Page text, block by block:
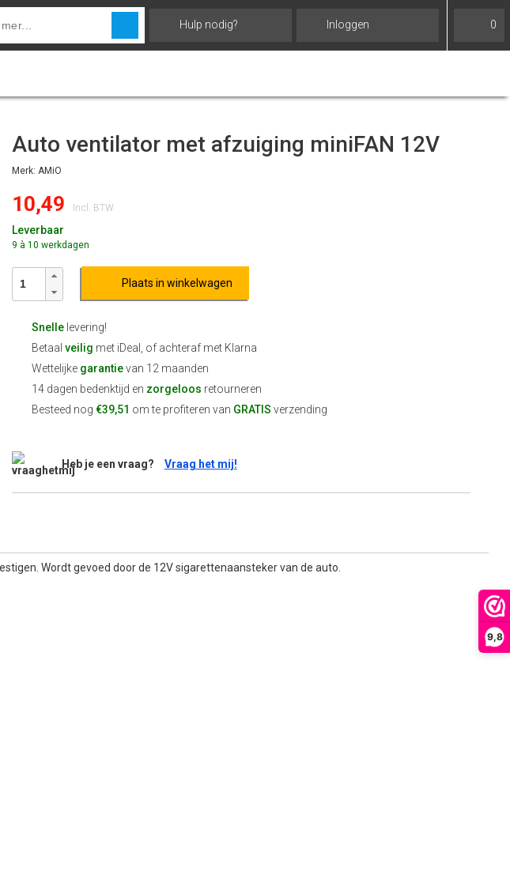
9,8
Hulp nodig? Inloggen 0
Auto ventilator met afzuiging miniFAN 12V
Merk: AMiO
10,49 Incl. BTW
Leverbaar
9 à 10 werkdagen
Plaats in winkelwagen
Snellelevering!
Betaal veilig met iDeal, of achteraf met Klarna
Wettelijke garantievan 12 maanden
14 dagen bedenktijd en zorgeloos retourneren
Besteed nog €39,51 om te profiteren van GRATIS verzending
Heb je een vraag? Vraag het mij!
Wordt gevoed door de 12V sigarettenaansteker van de auto.